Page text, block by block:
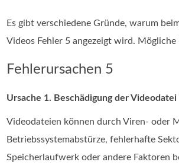
Es gibt verschiedene Gründe, warum
Videos Fehler 5 angezeigt wird. Mögliche
Fehlerursachen 5
Ursache 1. Beschädigung der Videodatei
Videodateien können durch Viren- oder
Betriebssystemabstürze, fehlerhafte
Speicherlaufwerk oder andere Faktoren